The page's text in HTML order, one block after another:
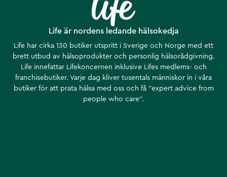
Life är nordens ledande hälsokedja
Life har cirka 130 butiker utspritt i Sverige och Norge med ett
brett utbud av hälsoprodukter och personlig hälsorådgivning.
Life innefattar Lifekoncernen inklusive Lifes medlems- och
franchisebutiker. Varje dag kliver tusentals människor in i våra
butiker för att prata hälsa med oss och få ”expert advice from
people who care”.